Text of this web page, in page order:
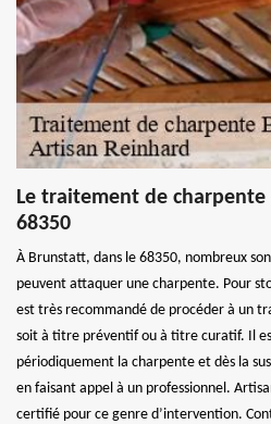
Le traitement de
68350
À Brunstatt, dans le 68350, nombreux
peuvent attaquer une charpente. Pour
est très recommandé de procéder à un
soit à titre préventif ou à titre curatif. Il
périodiquement la charpente et dès la
en faisant appel à un professionnel.
certifié pour ce genre d’intervention.